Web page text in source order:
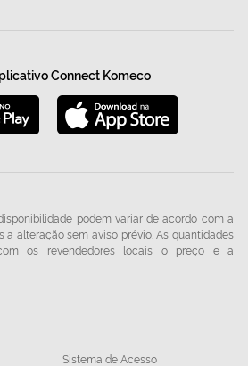
Connect Komeco
podem variar de acordo com a
a alteração sem aviso prévio. As quantidades
os revendedores locais o preço e a
Sistema de Acesso